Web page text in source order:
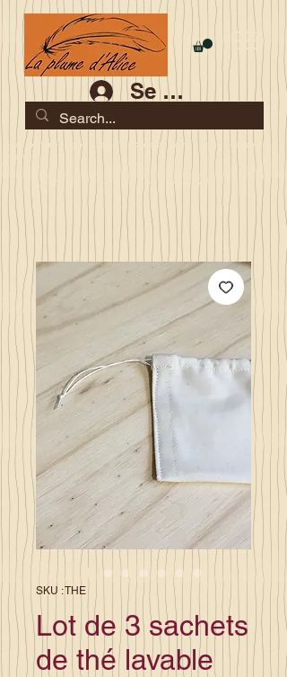
Se connecter
Les commandes jusqu'au 2 août sont garanties pour la
rentrée
Je serai en congés du 10 au 23 août
SKU : THE
Lot de 3 sachets
de thé lavable